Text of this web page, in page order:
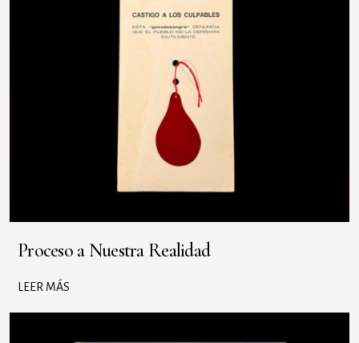
Proceso a Nuestra Realidad
LEER MÁS